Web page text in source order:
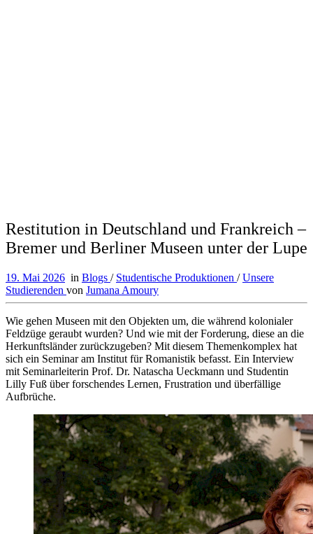
Restitution in Deutschland und Frankreich –
Bremer und Berliner Museen unter der Lupe
19. Mai 2026 in Blogs / Studentische Produktionen /Unsere
Studierenden von Jumana Amoury
Wie gehen Museen mit den Objekten um, die während kolonialer
Feldzüge geraubt wurden? Und wie mit der Forderung, diese an die
Herkunftsländer zurückzugeben? Mit diesem Themenkomplex hat
sich ein Seminar am Institut für Romanistik befasst. Ein Interview
mit Seminarleiterin Prof. Dr. Natascha Ueckmann und Studentin
Lilly Fuß über forschendes Lernen, Frustration und überfällige
Aufbrüche.